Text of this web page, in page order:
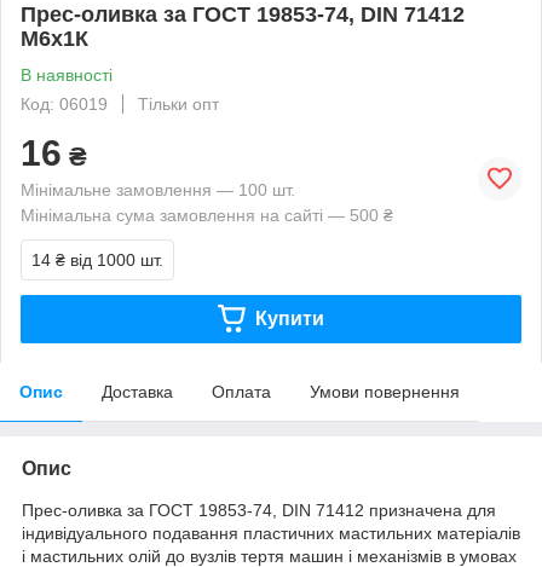
Прес-оливка за ГОСТ 19853-74, DIN 71412
М6х1К
В наявності
Код: 06019
Тільки опт
16 ₴
Мінімальне замовлення — 100 шт.
Мінімальна сума замовлення на сайті — 500 ₴
14 ₴ від 1000 шт.
Купити
Опис Доставка Оплата Умови повернення
Опис
Прес-оливка за ГОСТ 19853-74, DIN 71412 призначена для
індивідуального подавання пластичних мастильних матеріалів
і мастильних олій до вузлів тертя машин і механізмів в умовах